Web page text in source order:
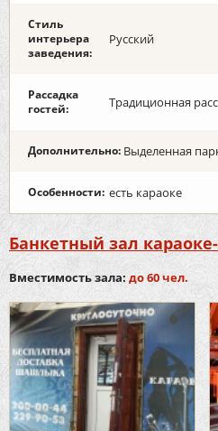
Стиль
интерьера
заведения:
Русский
Рассадка
гостей:
Традиционная
Дополнительно: Выделенная
Особенности: есть караоке
Банкетный зал
Вместимость зала: до 60 чел.